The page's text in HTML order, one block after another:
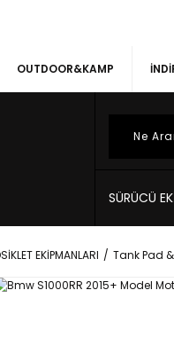
OUTDOOR&KAMP
SÜRÜCÜ
EKİPMANLARI Tank Pad